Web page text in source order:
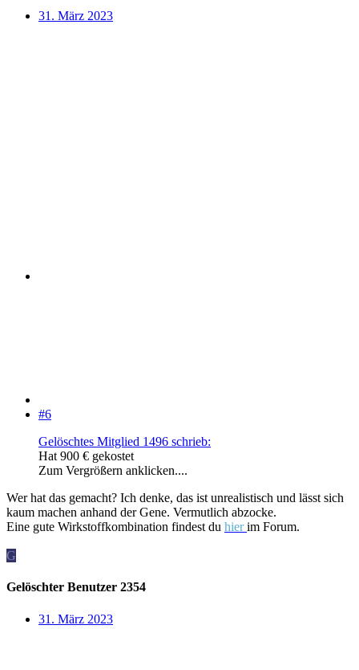
31. März 2023
#6
Gelöschtes Mitglied 1496 schrieb:
Hat 900 € gekostet
Zum Vergrößern anklicken....
Wer hat das gemacht? Ich denke, das ist unrealistisch und lässt sich
kaum machen anhand der Gene. Vermutlich abzocke.
Eine gute Wirkstoffkombination findest du hierim Forum.
G
Gelöschter Benutzer 2354
31. März 2023